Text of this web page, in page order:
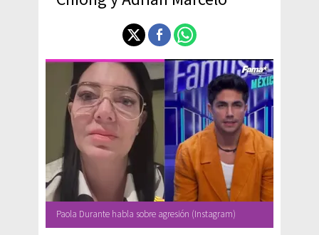
Paola Durante habla sobre agresión (Instagram)